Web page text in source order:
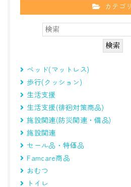
カテゴリ
ベッド(マットレス)
歩行(クッション)
生活支援
生活支援(徘徊対策商品)
施設関連(防災関連・備品)
施設関連
セール品・特価品
Famcare商品
おむつ
トイレ